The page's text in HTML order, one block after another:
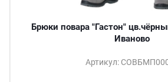
Брюки повара "Гастон"
Иваново
Артикул: